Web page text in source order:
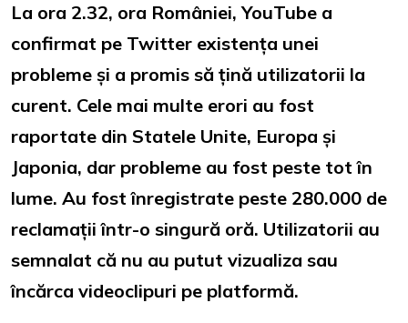
La ora 2.32, ora României, YouTube a
confirmat pe Twitter existența unei
probleme și a promis să țină utilizatorii la
curent. Cele mai multe erori au fost
raportate din Statele Unite, Europa și
Japonia, dar probleme au fost peste tot în
lume. Au fost înregistrate peste 280.000 de
reclamații într-o singură oră. Utilizatorii au
semnalat că nu au putut vizualiza sau
încărca videoclipuri pe platformă.